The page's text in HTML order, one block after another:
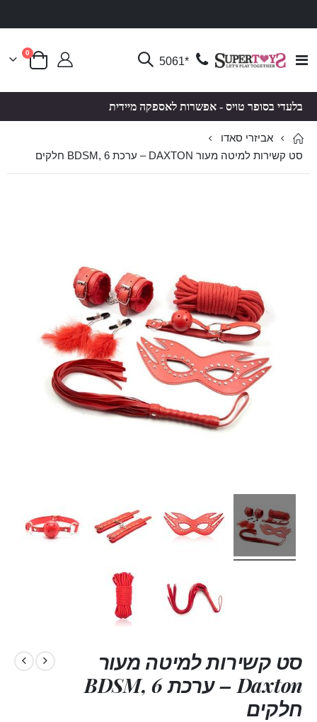
Toggle
*5061 סל קניות
0פריטים
בלעדי בסופר טויס - אפשרות לאספקה מיידית
אביזרי סאדו
סט קשירות למיטה מעור DAXTON – ערכת BDSM, 6 חלקים
סט קשירות למיטה מעור
Daxton – ערכת BDSM, 6
חלקים